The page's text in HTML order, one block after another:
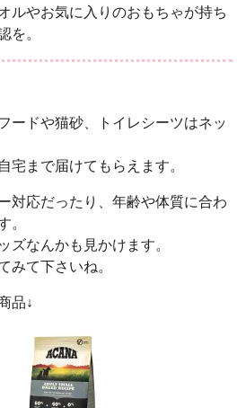
ルやお気に入りのおもちゃが持ち
を。
ードや猫砂、トイレシーツはネッ
宅まで届けてもらえます。
対応だったり、年齢や体質に合わ
。
ズなんかも見かけます。
みて下さいね。
品↓